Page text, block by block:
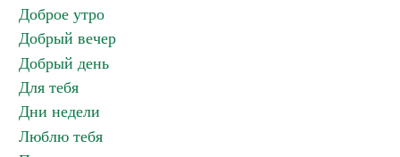
Доброе утро
Добрый вечер
Добрый день
Для тебя
Дни недели
Люблю тебя